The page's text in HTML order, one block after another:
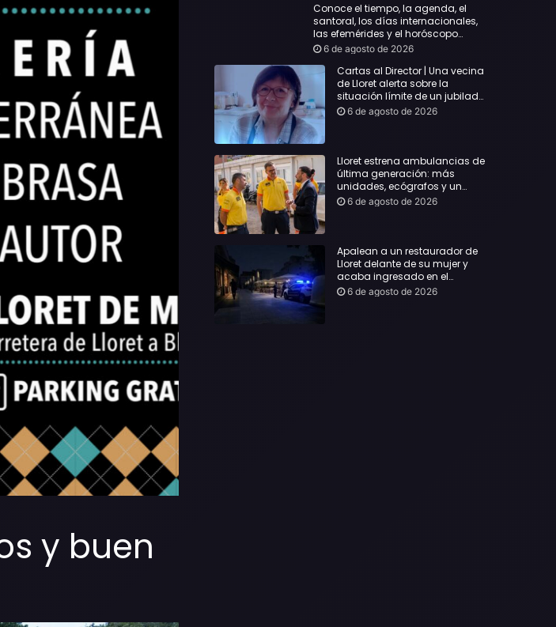
y buen
Conoce el tiempo, la agenda, el
santoral, los días internacionales,
las efemérides y el horóscopo…
6 de agosto de 2026
Cartas al Director | Una vecina
de Lloret alerta sobre la
situación límite de un jubilado
de 65 años y pide una
6 de agosto de 2026
Lloret estrena ambulancias de
última generación: más
unidades, ecógrafos y un
servicio reforzado las 24 horas
6 de agosto de 2026
Apalean a un restaurador de
Lloret delante de su mujer y
acaba ingresado en el
Hospital Vall d’Hebron
6 de agosto de 2026